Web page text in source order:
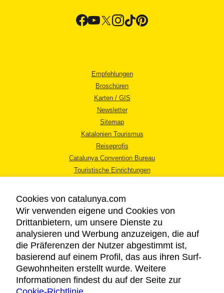
Empfehlungen
Broschüren
Karten / GIS
Newsletter
Sitemap
Katalonien Tourismus
Reiseprofis
Catalunya Convention Bureau
Touristische Einrichtungen
RECHTLICHER HINWEIS
DATENSCHUTZICHTLINIE
COOKIES
BARRIEREFREIHEIT
Cookies von catalunya.com
Wir verwenden eigene und Cookies von
Drittanbietern, um unsere Dienste zu
analysieren und Werbung anzuzeigen, die auf
die Präferenzen der Nutzer abgestimmt ist,
basierend auf einem Profil, das aus ihren Surf-
Gewohnheiten erstellt wurde. Weitere
Informationen findest du auf der Seite zur